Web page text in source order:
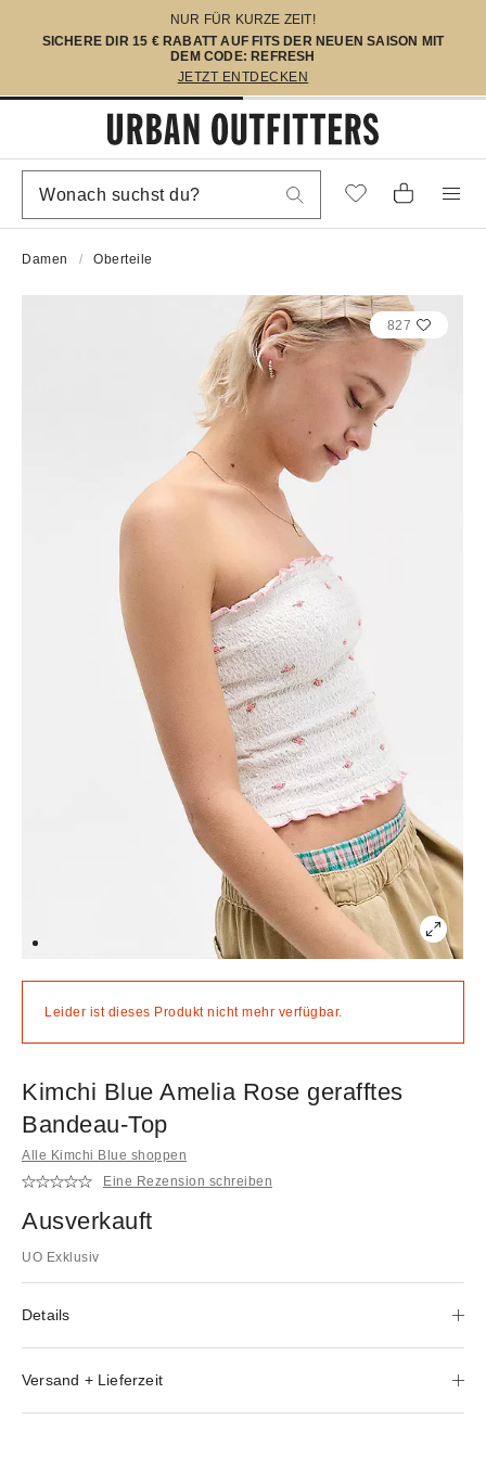
NUR FÜR KURZE ZEIT!
SICHERE DIR 15 € RABATT AUF FITS DER NEUEN SAISON MIT
DEM CODE: REFRESH
JETZT ENTDECKEN
Damen Oberteile
827
Leider ist dieses Produkt nicht mehr verfügbar.
Kimchi Blue Amelia Rose gerafftes
Bandeau-Top
Alle Kimchi Blue shoppen
Eine Rezension schreiben
Ausverkauft
UO Exklusiv
Details
Versand + Lieferzeit